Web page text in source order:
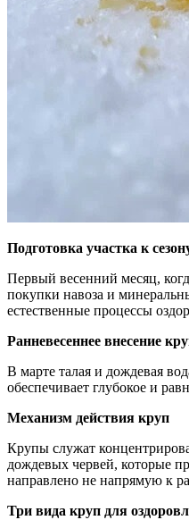
Подготовка участка к
Первый весенний месяц,
покупки навоза и
естественные процессы
Ранневесеннее внесение
В марте талая и дождевая
обеспечивает глубокое и
Механизм действия круп
Крупы служат
дождевых червей, которые
направлено не напрямую к
Три вида круп для